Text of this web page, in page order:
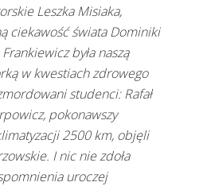
Leszka Misiaka,
ciekawość świata Dominiki
była naszą
w kwestiach zdrowego
studenci: Rafał
pokonawszy
2500 km, objęli
I nic nie zdoła
uroczej